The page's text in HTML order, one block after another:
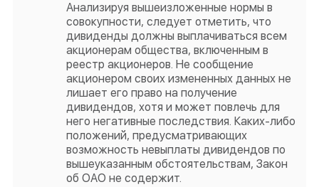
Анализируя вышеизложенные нормы в
совокупности, следует отметить, что
дивиденды должны выплачиваться всем
акционерам общества, включенным в
реестр акционеров. Не сообщение
акционером своих измененных данных не
лишает его право на получение
дивидендов, хотя и может повлечь для
него негативные последствия. Каких-либо
положений, предусматривающих
возможность невыплаты дивидендов по
вышеуказанным обстоятельствам, Закон
об ОАО не содержит.